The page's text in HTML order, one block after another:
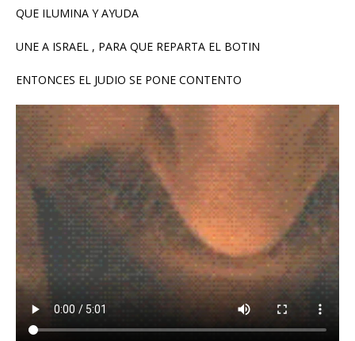
QUE ILUMINA Y AYUDA
UNE A ISRAEL , PARA QUE REPARTA EL BOTIN
ENTONCES EL JUDIO SE PONE CONTENTO